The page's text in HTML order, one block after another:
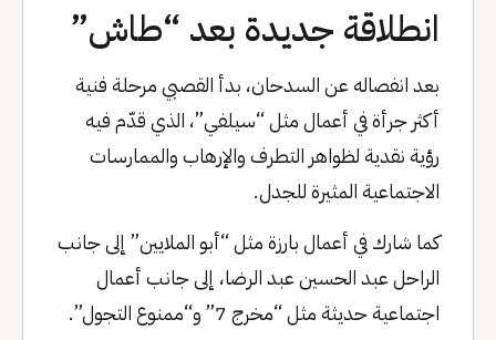
انطلاقة جديدة بعد “طاش”
بعد انفصاله عن السدحان، بدأ القصبي مرحلة فنية
أكثر جرأة في أعمال مثل “سيلفي”، الذي قدّم فيه
رؤية نقدية لظواهر التطرف والإرهاب والممارسات
الاجتماعية المثيرة للجدل.
كما شارك في أعمال بارزة مثل “أبو الملايين” إلى جانب
الراحل عبد الحسين عبد الرضا، إلى جانب أعمال
اجتماعية حديثة مثل “مخرج 7” و“ممنوع التجول”.